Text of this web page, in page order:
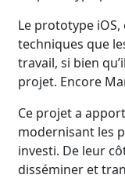
Le prototype
techniques que
travail, si bien
projet. Encore
Ce projet a
modernisant les
investi. De leur
disséminer et